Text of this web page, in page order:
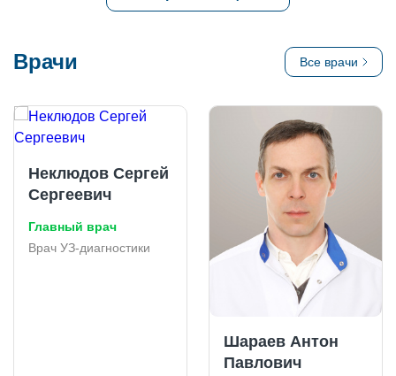
Врачи Все врачи
Неклюдов Сергей
Сергеевич
Главный врач
Врач УЗ-диагностики
Шараев Антон
Павлович